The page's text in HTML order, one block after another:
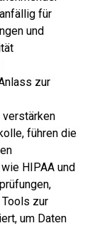
für
und
zur
verstärken
führen die
HIPAA und
zur
um Daten